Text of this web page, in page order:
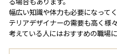
幅広い知識や体力も必要になって
テリアデザイナーの需要も高く様
考えている人にはおすすめの職場に